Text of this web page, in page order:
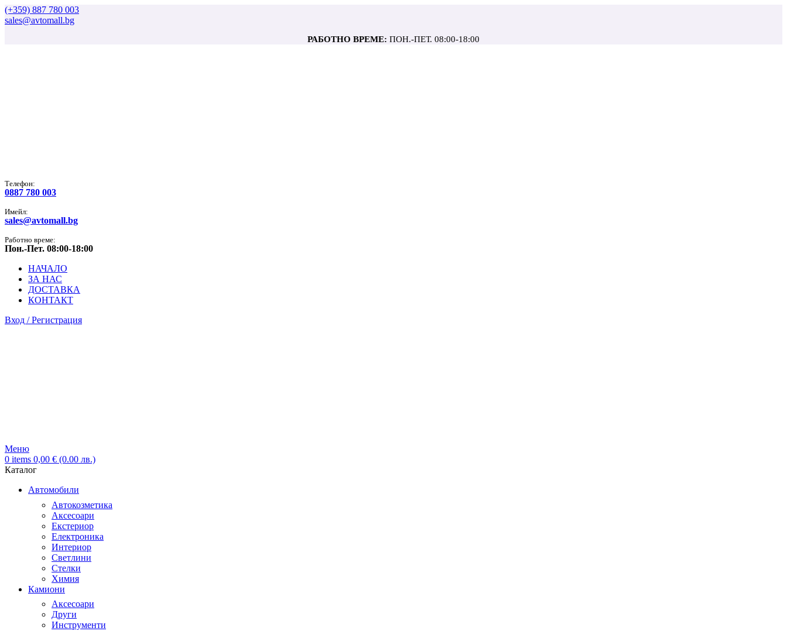
(+359) 887 780 003
sales@avtomall.bg
РАБОТНО ВРЕМЕ: ПОН.-ПЕТ. 08:00-18:00
Tелефон:
0887 780 003
Имейл:
sales@avtomall.bg
Работно време:
Пон.-Пет. 08:00-18:00
НАЧАЛО
ЗА НАС
ДОСТАВКА
КОНТАКТ
Вход / Регистрация
Меню
0 items 0,00 € (0.00 лв.)
Каталог
Автомобили
Автокозметика
Аксесоари
Екстериор
Електроника
Интериор
Светлини
Стелки
Химия
Камиони
Аксесоари
Други
Инструменти